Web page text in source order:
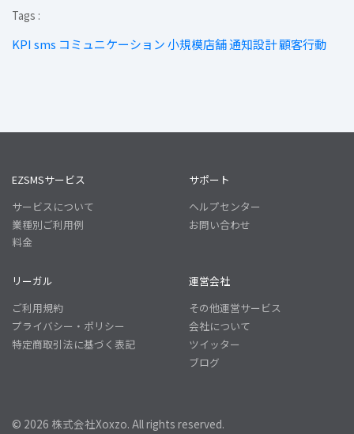
Tags :
KPIsms コミュニケーション小規模店舗通知設計顧客行動
EZSMSサービス
サービスについて
業種別ご利用例
料金
サポート
ヘルプセンター
お問い合わせ
リーガル
ご利用規約
プライバシー・ポリシー
特定商取引法に基づく表記
運営会社
その他運営サービス
会社について
ツイッター
ブログ
© 2026 株式会社Xoxzo. All rights reserved.